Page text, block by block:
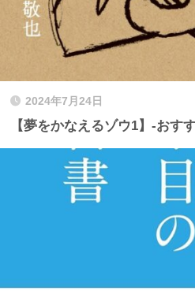
2024年7月24日
【夢をかなえるゾウ1】-おす